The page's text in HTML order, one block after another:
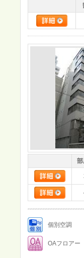
部
個別空調
OAフロアー